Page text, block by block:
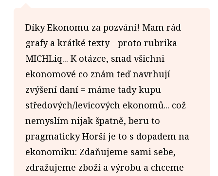
Díky Ekonomu za pozvání! Mam rád
grafy a krátké texty - proto rubrika
MICHLiq... K otázce, snad všichni
ekonomové co znám teď navrhují
zvýšení daní = máme tady kupu
středových/levicových ekonomů... což
nemyslím nijak špatně, beru to
pragmaticky Horší je to s dopadem na
ekonomiku: Zdaňujeme sami sebe,
zdražujeme zboží a výrobu a chceme